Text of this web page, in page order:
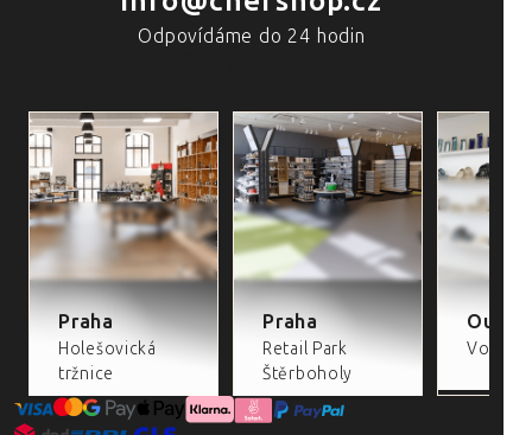
Odpovídáme do 24 hodin
Praha
Holešovická
tržnice
Praha
Retail Park
Štěrboholy
Volta